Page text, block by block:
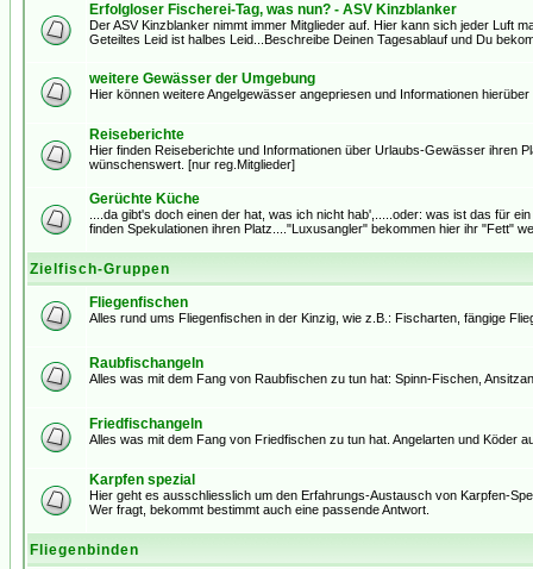
Erfolgloser Fischerei-Tag, was nun? - ASV Kinzblanker
Der ASV Kinzblanker nimmt immer Mitglieder auf. Hier kann sich jeder Luft
Geteiltes Leid ist halbes Leid...Beschreibe Deinen Tagesablauf und Du
weitere Gewässer der Umgebung
Hier können weitere Angelgewässer angepriesen und Informationen
Reiseberichte
Hier finden Reiseberichte und Informationen über Urlaubs-Gewässer ihren
wünschenswert. [nur reg.Mitglieder]
Gerüchte Küche
....da gibt's doch einen der hat, was ich nicht hab',.....oder: was ist das für
finden Spekulationen ihren Platz...."Luxusangler" bekommen hier ihr "Fett"
Zielfisch-Gruppen
Fliegenfischen
Alles rund ums Fliegenfischen in der Kinzig, wie z.B.: Fischarten, fängige
Raubfischangeln
Alles was mit dem Fang von Raubfischen zu tun hat: Spinn-Fischen,
Friedfischangeln
Alles was mit dem Fang von Friedfischen zu tun hat. Angelarten und Köder
Karpfen spezial
Hier geht es ausschliesslich um den Erfahrungs-Austausch von Karpfen-
Wer fragt, bekommt bestimmt auch eine passende Antwort.
Fliegenbinden